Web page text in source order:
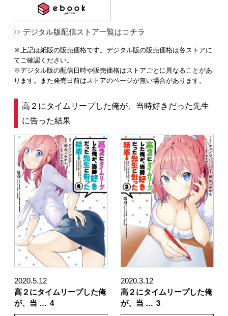
デジタル版配信ストア一覧はコチラ
※上記は紙版の販売価格です。デジタル版の販売価格は各ストアに
てご確認ください。
※デジタル版の配信日時や販売価格はストアごとに異なることがあ
ります。また発売日前はストアのページが無い場合があります。
高２にタイムリープした俺が、当時好きだった先生
に告った結果
2020.5.12
高２にタイムリープした俺
が、当 … 4
2020.3.12
高２にタイムリープした俺
が、当 … 3